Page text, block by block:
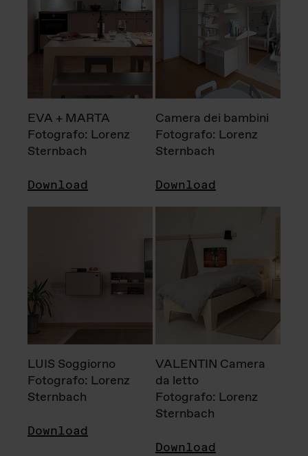
EVA + MARTA
Fotografo: Lorenz
Sternbach
Download
Camera dei bambini
Fotografo: Lorenz
Sternbach
Download
LUIS Soggiorno
Fotografo: Lorenz
Sternbach
Download
VALENTIN Camera
da letto
Fotografo: Lorenz
Sternbach
Download